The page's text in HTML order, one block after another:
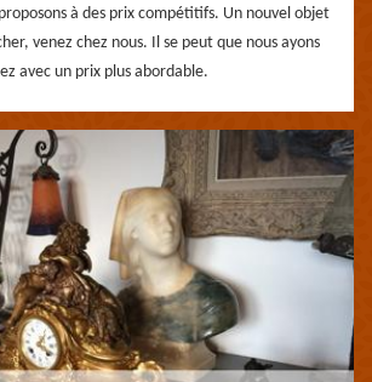
à des prix compétitifs. Un nouvel objet
venez chez nous. Il se peut que nous ayons
avec un prix plus abordable.